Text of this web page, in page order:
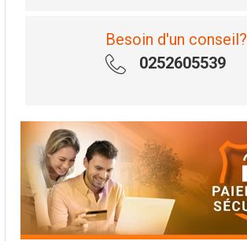
Besoin d'un conseil?
0252605539